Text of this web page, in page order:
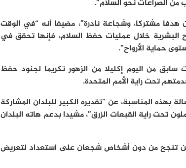
من الصراعات نحو السلام”.
هدفا مشتركا، وشجاعة نادرة”، مضيفا أنه “في الوقت
البشرية خلال عمليات حفظ السلام، فإنها تحقق في
حماية الأرواح”.
من اليوم إكليلا من الزهور تكريما لجنود حفظ
تحت راية الأمم المتحدة.
بهذه المناسبة، عن “تقديره الكبير للبلدان المشاركة
تحت راية القبعات الزرق”، مشيدا بدعم هاته البلدان
لن تنجح من دون أشخاص شجعان على استعداد لتعريض